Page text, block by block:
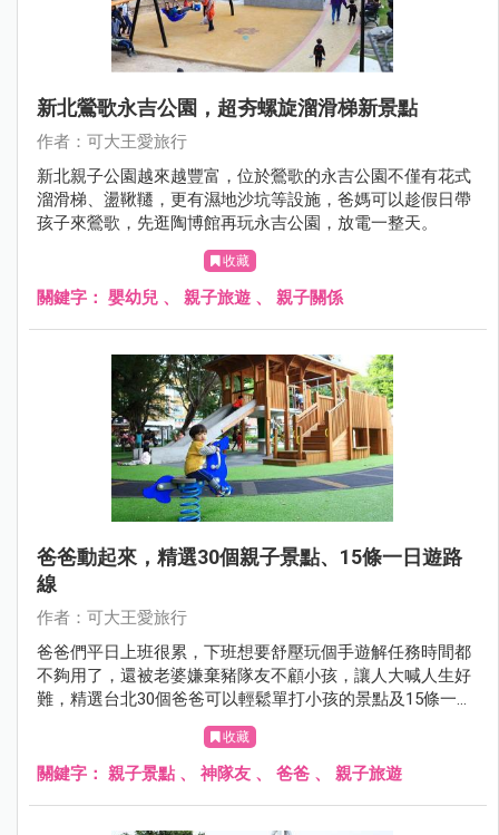
新北鶯歌永吉公園，超夯螺旋溜滑梯新景點
作者：可大王愛旅行
新北親子公園越來越豐富，位於鶯歌的永吉公園不僅有花式
溜滑梯、盪鞦韆，更有濕地沙坑等設施，爸媽可以趁假日帶
孩子來鶯歌，先逛陶博館再玩永吉公園，放電一整天。
收藏
關鍵字： 嬰幼兒 、 親子旅遊 、 親子關係
爸爸動起來，精選30個親子景點、15條一日遊路
線
作者：可大王愛旅行
爸爸們平日上班很累，下班想要舒壓玩個手遊解任務時間都
不夠用了，還被老婆嫌棄豬隊友不顧小孩，讓人大喊人生好
難，​​​​​​​精選台北30個爸爸可以輕鬆單打小孩的景點及15條一日
遊行程，讓媽媽徹底放一天假，穿上戰袍逛街去，或和閨蜜
們喝咖啡聊是非，爸爸們硬起來，勇敢帶著孩子離家出走
吧。
收藏
關鍵字： 親子景點 、 神隊友 、 爸爸 、 親子旅遊